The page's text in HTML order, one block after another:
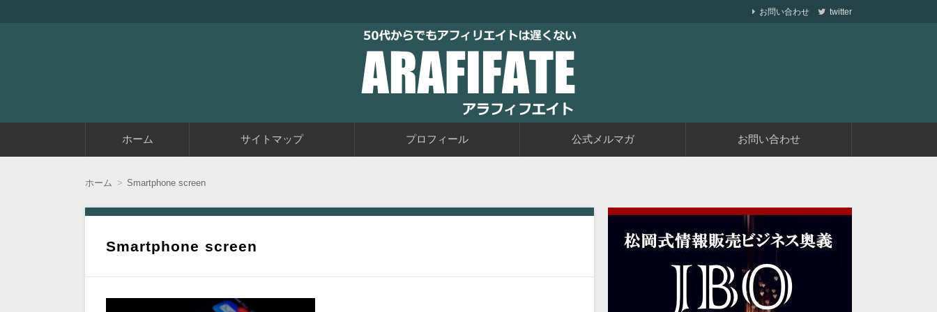
twitter
お問い合わせ
アラフィフエイト｜ 50代からでもアフィリエイトは遅くない
『アラフィフエイト』は初めてアフィリエイトブログに取り組むブログ初心者の教科書です。老後に備えて今から副業で稼ぐ仕組みを作りながら、収益が発生す
ホーム サイトマップ プロフィール 公式メルマガ お問い合わせ
ホーム Smartphone screen
Smartphone screen